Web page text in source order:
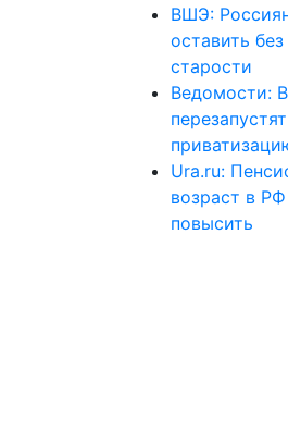
ВШЭ:
оставить
старости
Ведомости:
перезапустят
Ura.ru:
возраст в
повысить